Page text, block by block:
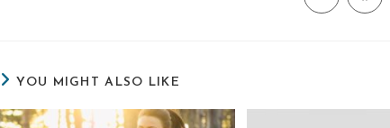
in
in
YOU MIGHT ALSO LIKE